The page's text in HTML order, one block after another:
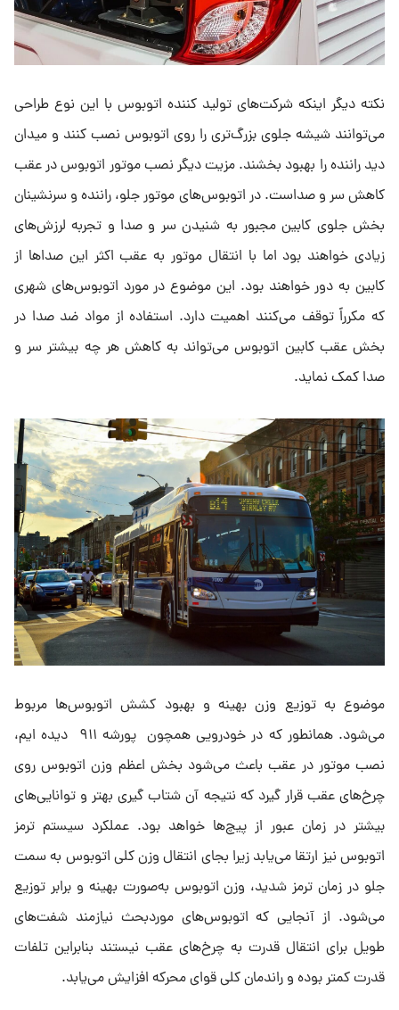
نکته دیگر اینکه شرکت‌های تولید کننده اتوبوس با این نوع طراحی
می‌توانند شیشه جلوی بزرگ‌تری را روی اتوبوس نصب کنند و میدان
دید راننده را بهبود بخشند. مزیت دیگر نصب موتور اتوبوس در عقب
کاهش سر و صداست. در اتوبوس‌های موتور جلو، راننده و سرنشینان
بخش جلوی کابین مجبور به شنیدن سر و صدا و تجربه لرزش‌های
زیادی خواهند بود اما با انتقال موتور به عقب اکثر این صداها از
کابین به دور خواهند بود. این موضوع در مورد اتوبوس‌های شهری
که مکرراً توقف می‌کنند اهمیت دارد. استفاده از مواد ضد صدا در
بخش عقب کابین اتوبوس می‌تواند به کاهش هر چه بیشتر سر و
صدا کمک نماید.
موضوع به توزیع وزن بهینه و بهبود کشش اتوبوس‌ها مربوط
می‌شود. همانطور که در خودرویی همچون پورشه ۹۱۱ دیده ایم،
نصب موتور در عقب باعث می‌شود بخش اعظم وزن اتوبوس روی
چرخ‌های عقب قرار گیرد که نتیجه آن شتاب گیری بهتر و توانایی‌های
بیشتر در زمان عبور از پیچ‌ها خواهد بود. عملکرد سیستم ترمز
اتوبوس نیز ارتقا می‌یابد زیرا بجای انتقال وزن کلی اتوبوس به سمت
جلو در زمان ترمز شدید، وزن اتوبوس به‌صورت بهینه و برابر توزیع
می‌شود. از آنجایی که اتوبوس‌های موردبحث نیازمند شفت‌های
طویل برای انتقال قدرت به چرخ‌های عقب نیستند بنابراین تلفات
قدرت کمتر بوده و راندمان کلی قوای محرکه افزایش می‌یابد.